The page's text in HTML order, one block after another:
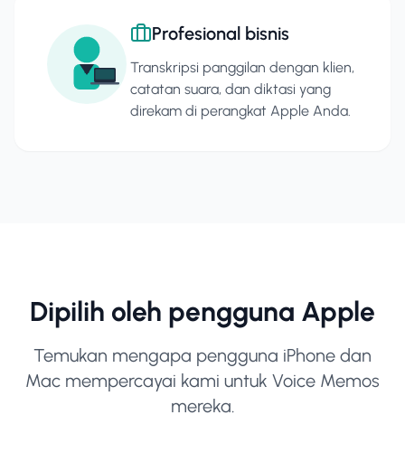
Profesional bisnis
Transkripsi panggilan dengan klien,
catatan suara, dan diktasi yang
direkam di perangkat Apple Anda.
Dipilih oleh pengguna Apple
Temukan mengapa pengguna iPhone dan
Mac mempercayai kami untuk Voice Memos
mereka.